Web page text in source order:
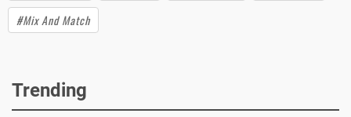
#Mix And Match
Trending